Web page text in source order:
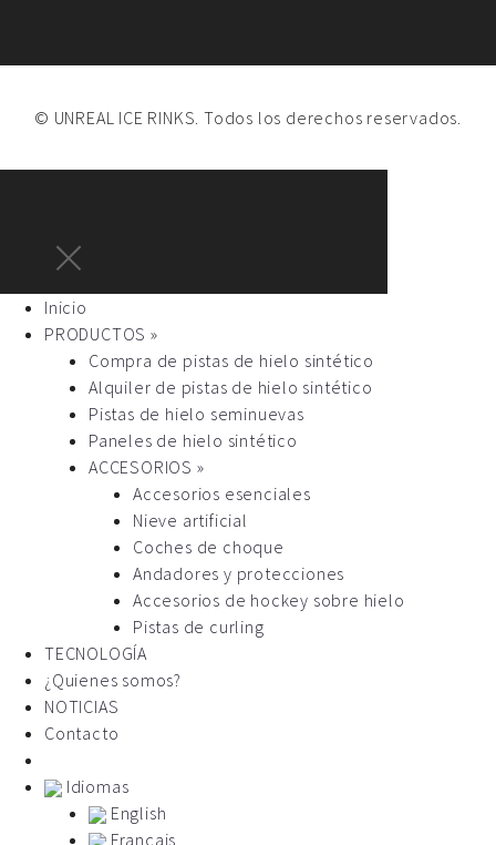
© UNREAL ICE RINKS. Todos los derechos reservados.
Inicio
PRODUCTOS »
Compra de pistas de hielo sintético
Alquiler de pistas de hielo sintético
Pistas de hielo seminuevas
Paneles de hielo sintético
ACCESORIOS »
Accesorios esenciales
Nieve artificial
Coches de choque
Andadores y protecciones
Accesorios de hockey sobre hielo
Pistas de curling
TECNOLOGÍA
¿Quienes somos?
NOTICIAS
Contacto
Idiomas
English
Français